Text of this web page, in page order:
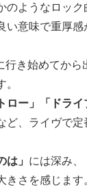
のようなロック
意味で重厚感
行き始めてから
ロー」「ドラ
ど、ライヴで
は」 には深み、
きさを感じます